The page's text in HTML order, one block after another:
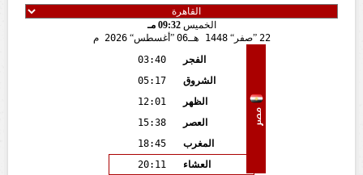
الخميس09:32 مـ
22
صفر 1448 هـ 06 أغسطس 2026 م
مصر
الفجر
03:40
الشروق
05:17
الظهر
12:01
العصر
15:38
المغرب
18:45
العشاء
20:11